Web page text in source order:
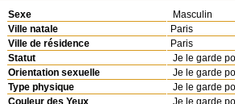
Sexe
Masculin
Ville natale
Paris
Ville de résidence
Paris
Statut
Je le garde
Orientation sexuelle
Je le garde
Type physique
Je le garde
Couleur des Yeux
Je le garde